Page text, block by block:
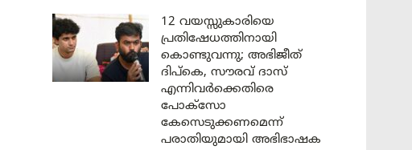
12 വയസ്സുകാരിയെ
പ്രതിഷേധത്തിനായി
കൊണ്ടുവന്നു; അഭിജീത്
ദിപ്കെ, സൗരവ് ദാസ്
എന്നിവർക്കെതിരെ
പോക്സോ
കേസെടുക്കണമെന്ന്
പരാതിയുമായി അഭിഭാഷക